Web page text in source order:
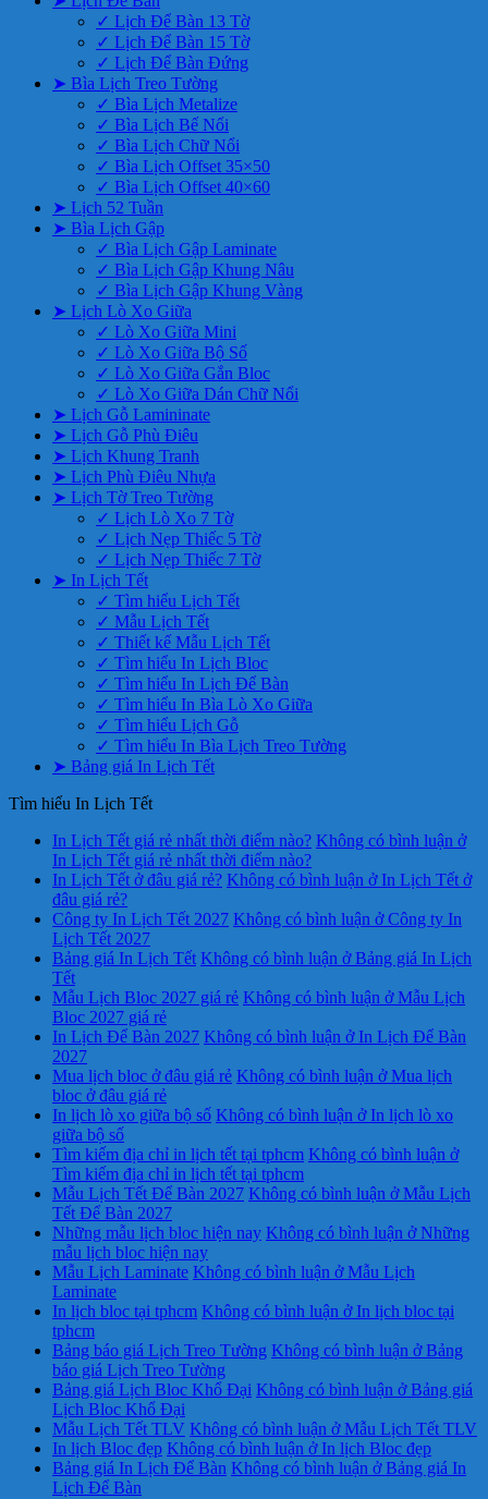
✓ Lịch Để Bàn 13 Tờ
✓ Lịch Để Bàn 15 Tờ
✓ Lịch Để Bàn Đứng
➤ Bìa Lịch Treo Tường
✓ Bìa Lịch Metalize
✓ Bìa Lịch Bế Nổi
✓ Bìa Lịch Chữ Nổi
✓ Bìa Lịch Offset 35×50
✓ Bìa Lịch Offset 40×60
➤ Lịch 52 Tuần
➤ Bìa Lịch Gập
✓ Bìa Lịch Gập Laminate
✓ Bìa Lịch Gập Khung Nâu
✓ Bìa Lịch Gập Khung Vàng
➤ Lịch Lò Xo Giữa
✓ Lò Xo Giữa Mini
✓ Lò Xo Giữa Bộ Số
✓ Lò Xo Giữa Gắn Bloc
✓ Lò Xo Giữa Dán Chữ Nổi
➤ Lịch Gỗ Lamininate
➤ Lịch Gỗ Phù Điêu
➤ Lịch Khung Tranh
➤ Lịch Phù Điêu Nhựa
➤ Lịch Tờ Treo Tường
✓ Lịch Lò Xo 7 Tờ
✓ Lịch Nẹp Thiếc 5 Tờ
✓ Lịch Nẹp Thiếc 7 Tờ
➤ In Lịch Tết
✓ Tìm hiểu Lịch Tết
✓ Mẫu Lịch Tết
✓ Thiết kế Mẫu Lịch Tết
✓ Tìm hiểu In Lịch Bloc
✓ Tìm hiểu In Lịch Để Bàn
✓ Tìm hiểu In Bìa Lò Xo Giữa
✓ Tìm hiểu Lịch Gỗ
✓ Tìm hiểu In Bìa Lịch Treo Tường
➤ Bảng giá In Lịch Tết
Tìm hiểu In Lịch Tết
In Lịch Tết giá rẻ nhất thời điểm nào? Không có bình luận ở
In Lịch Tết giá rẻ nhất thời điểm nào?
In Lịch Tết ở đâu giá rẻ? Không có bình luận ở In Lịch Tết ở
đâu giá rẻ?
Công ty In Lịch Tết 2027 Không có bình luận ở Công ty In
Lịch Tết 2027
Bảng giá In Lịch Tết Không có bình luận ở Bảng giá In Lịch
Tết
Mẫu Lịch Bloc 2027 giá rẻ Không có bình luận ở Mẫu Lịch
Bloc 2027 giá rẻ
In Lịch Để Bàn 2027 Không có bình luận ở In Lịch Để Bàn
2027
Mua lịch bloc ở đâu giá rẻ Không có bình luận ở Mua lịch
bloc ở đâu giá rẻ
In lịch lò xo giữa bộ số Không có bình luận ở In lịch lò xo
giữa bộ số
Tìm kiếm địa chỉ in lịch tết tại tphcm Không có bình luận ở
Tìm kiếm địa chỉ in lịch tết tại tphcm
Mẫu Lịch Tết Để Bàn 2027 Không có bình luận ở Mẫu Lịch
Tết Để Bàn 2027
Những mẫu lịch bloc hiện nay Không có bình luận ở Những
mẫu lịch bloc hiện nay
Mẫu Lịch Laminate Không có bình luận ở Mẫu Lịch
Laminate
In lịch bloc tại tphcm Không có bình luận ở In lịch bloc tại
tphcm
Bảng báo giá Lịch Treo Tường Không có bình luận ở Bảng
báo giá Lịch Treo Tường
Bảng giá Lịch Bloc Khổ Đại Không có bình luận ở Bảng giá
Lịch Bloc Khổ Đại
Mẫu Lịch Tết TLV Không có bình luận ở Mẫu Lịch Tết TLV
In lịch Bloc đẹp Không có bình luận ở In lịch Bloc đẹp
Bảng giá In Lịch Để Bàn Không có bình luận ở Bảng giá In
Lịch Để Bàn